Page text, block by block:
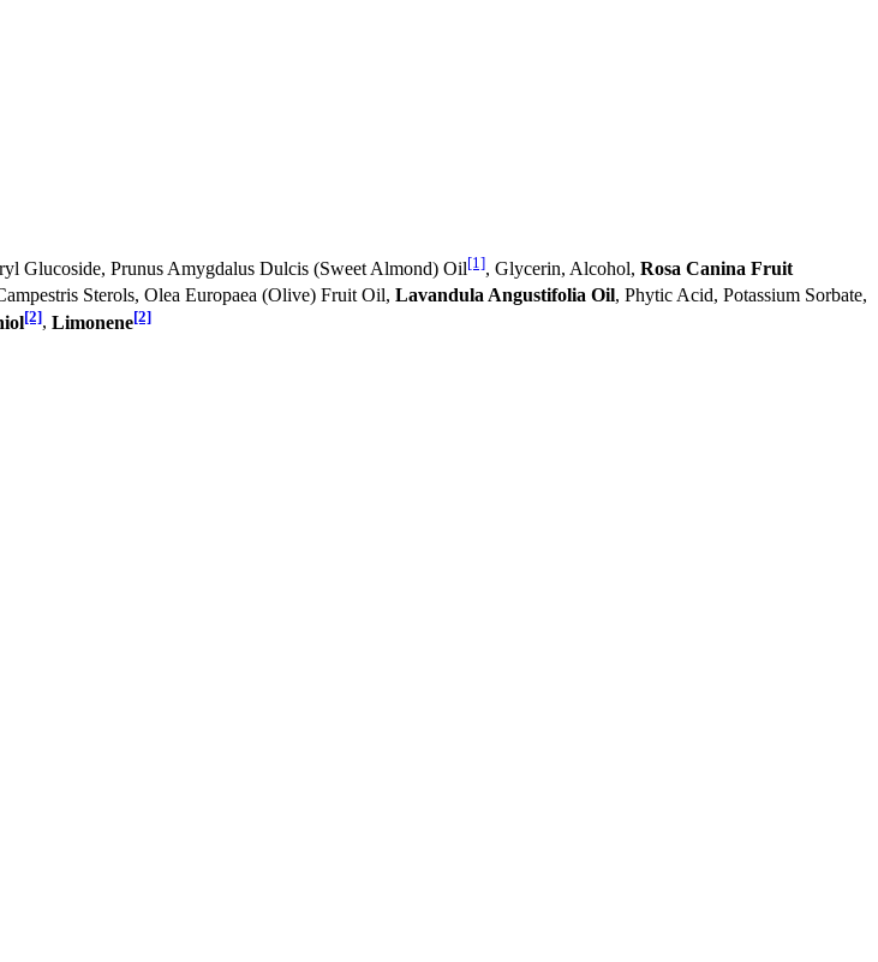
Glucoside, Prunus Amygdalus Dulcis (Sweet Almond) Oil[1], Glycerin, Alcohol, Rosa Canina Fruit
Sterols, Olea Europaea (Olive) Fruit Oil, Lavandula Angustifolia Oil, Phytic Acid, Potassium Sorbate,
[2], Limonene[2]